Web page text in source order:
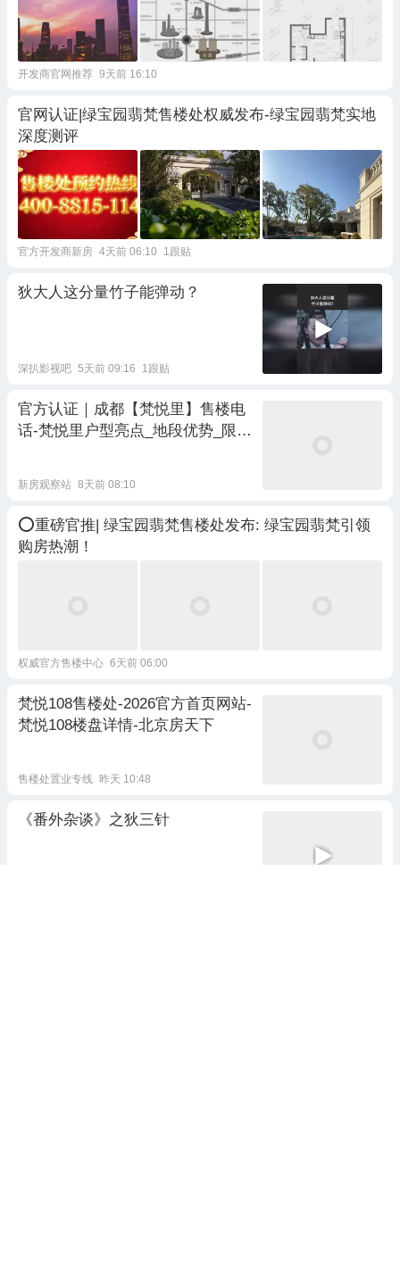
开发商官网推荐 9天前 16:10
官网认证|绿宝园翡梵售楼处权威发布-绿宝园翡梵实地
深度测评
官方开发商新房 4天前 06:10 1跟贴
狄大人这分量竹子能弹动？
深扒影视吧 5天前 09:16 1跟贴
官方认证｜成都【梵悦里】售楼电
话-梵悦里户型亮点_地段优势_限时
新房观察站 8天前 08:10
⭕重磅官推| 绿宝园翡梵售楼处发布: 绿宝园翡梵引领
购房热潮！
权威官方售楼中心 6天前 06:00
梵悦108售楼处-2026官方首页网站-
梵悦108楼盘详情-北京房天下
售楼处置业专线 昨天 10:48
《番外杂谈》之狄三针